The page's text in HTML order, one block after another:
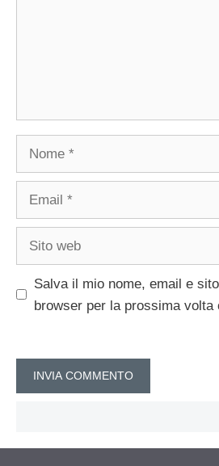
Salva il mio nome, email e
browser per la prossima volta